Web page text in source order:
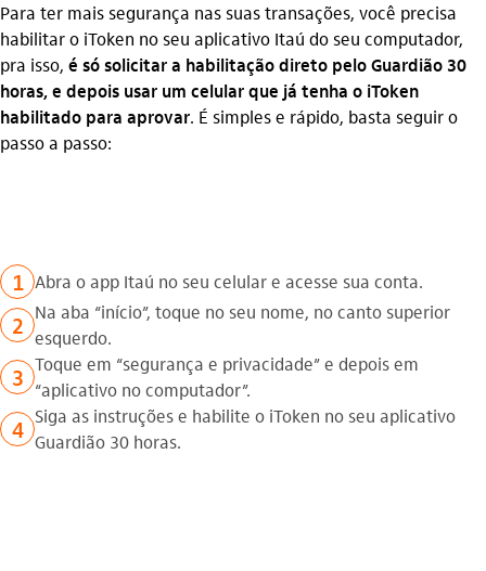
Para ter mais segurança nas suas transações, você precisa
habilitar o iToken no seu aplicativo Itaú do seu computador,
pra isso, é só solicitar a habilitação direto pelo Guardião 30
horas, e depois usar um celular que já tenha o iToken
habilitado para aprovar. É simples e rápido, basta seguir o
passo a passo:
1 Abra o app Itaú no seu celular e acesse sua conta.
2 Na aba “início”, toque no seu nome, no canto superior
esquerdo.
3 Toque em “segurança e privacidade” e depois em
“aplicativo no computador”.
4 Siga as instruções e habilite o iToken no seu aplicativo
Guardião 30 horas.